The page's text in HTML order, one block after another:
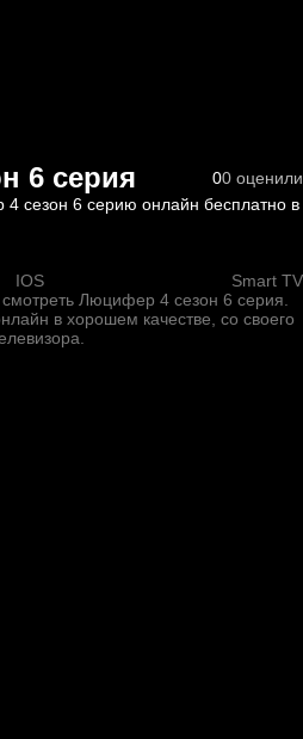
6 cерия 00 оценили
IOS
Smart TV
смотреть Люцифер 4 cезон 6 cерия
в хорошем качестве, со своего